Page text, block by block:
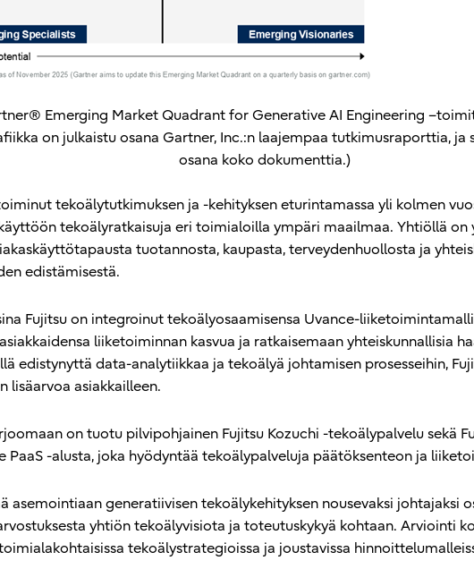
Emerging Market Quadrant for Generative AI Engineering
on julkaistu osana Gartner, Inc.:n laajempaa tutkimusraporttia, ja
osana koko dokumenttia.)
tekoälytutkimuksen ja -kehityksen eturintamassa yli kolmen
tekoälyratkaisuja eri toimialoilla ympäri maailmaa. Yhtiöllä on
tuotannosta, kaupasta, terveydenhuollosta ja
edistämisestä.
Fujitsu on integroinut tekoälyosaamisensa Uvance-
liiketoiminnan kasvua ja ratkaisemaan yhteiskunnallisia
edistynyttä data-analytiikkaa ja tekoälyä johtamisen prosesseihin,
lisäarvoa asiakkailleen.
on tuotu pilvipohjainen Fujitsu Kozuchi -tekoälypalvelu sekä
PaaS -alusta, joka hyödyntää tekoälypalveluja päätöksenteon ja
asemointiaan generatiivisen tekoälykehityksen nousevaksi johtajaksi
yhtiön tekoälyvisiota ja toteutuskykyä kohtaan. Arviointi
tekoälystrategioissa ja joustavissa